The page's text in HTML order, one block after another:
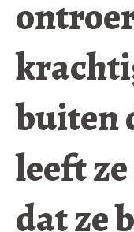
buiten
leeft
dat ze